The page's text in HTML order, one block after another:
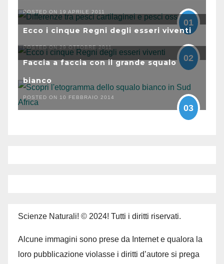
POSTED ON 19 APRILE 2011
01
Ecco i cinque Regni degli esseri viventi
POSTED ON 29 OTTOBRE 2011
02
Faccia a faccia con il grande squalo
bianco
POSTED ON 10 FEBBRAIO 2014
03
Scienze Naturali! © 2024! Tutti i diritti riservati.
Alcune immagini sono prese da Internet e qualora la
loro pubblicazione violasse i diritti d’autore si prega